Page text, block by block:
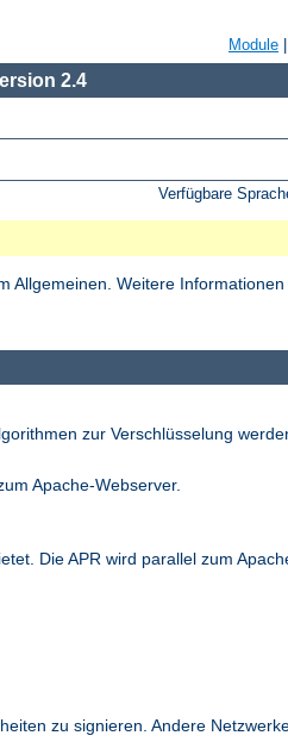
Module
2.4
Verfügbare
Weitere
zur Verschlüsselung
Apache-Webserver.
Die APR wird parallel zum
zu signieren. Andere